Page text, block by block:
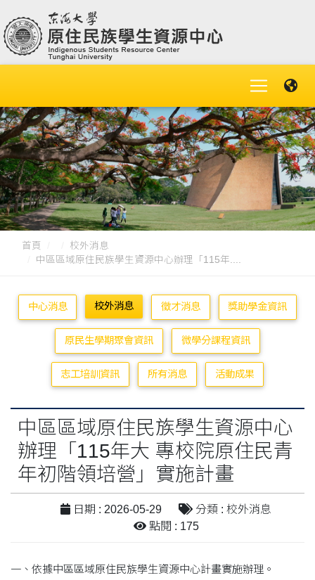
首頁
校外消息
中區區域原住民族學生資源中心辦理「115年....
中心消息 校外消息 徵才消息 獎助學金資訊
原民生學期聚會資訊 微學分課程資訊
志工培訓資訊 所有消息 活動成果
中區區域原住民族學生資源中心
辦理「115年大 專校院原住民青
年初階領培營」實施計畫
日期 : 2026-05-29
分類 : 校外消息
點閱 : 175
一、依據中區區域原住民族學生資源中心計畫實施辦理。